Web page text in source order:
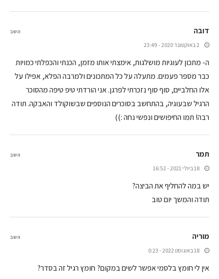
דובה
2 באוקטובר 2020 - 23:49
ה- מתכון לעוגיות מושלגות, אימצתי אותו מזמן, הכנתי והכפלתי כמויות
כבר מספר פעמים. מתעלה על כל המתכונים ולמרבה הפלא, אפילו על
אלו החלביים, סוף סוף נזכרתי לפרגן. אני הורדתי טיפ טיפה מהסוכר
הרגיל שבעוגיה, בהתחשב בסוכרים הנוספים שבשוקולד והאבקה. תודה
רבה! תמו החיפושים ונפשי נחה :))
השב
תמר
18 ביולי 2021 - 16:52
יש במה להחליף את הביצה?
תודה והמשך יום טוב
השב
מוריה
18 באוגוסט 2022 - 0:23
אין לי חומץ בלסמי אפשר לשים במקום? חומץ רגיל זה בסדר?
השב